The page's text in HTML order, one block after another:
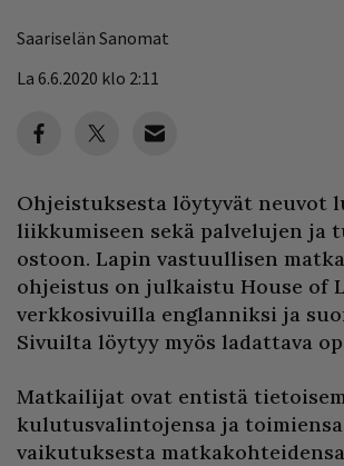
Saariselän Sanomat
La 6.6.2020 klo 2:11
Ohjeistuksesta löytyvät neuvot
liikkumiseen sekä palvelujen ja
ostoon. Lapin vastuullisen
ohjeistus on julkaistu House of
verkkosivuilla englanniksi ja
Sivuilta löytyy myös ladattava
Matkailijat ovat entistä
kulutusvalintojensa ja toimiensa
vaikutuksesta